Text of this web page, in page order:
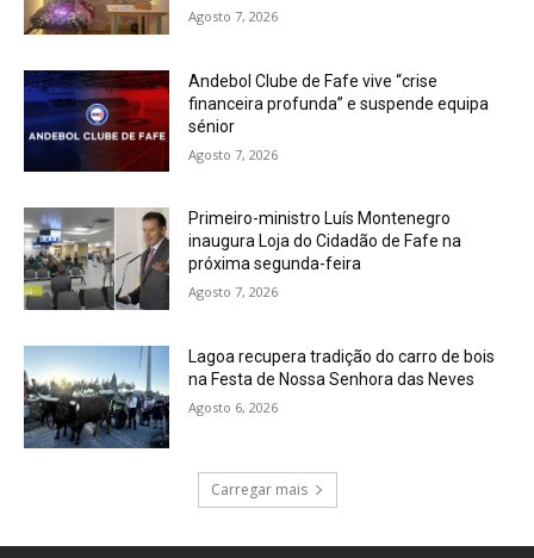
Agosto 7, 2026
Andebol Clube de Fafe vive “crise
financeira profunda” e suspende equipa
sénior
Agosto 7, 2026
Primeiro-ministro Luís Montenegro
inaugura Loja do Cidadão de Fafe na
próxima segunda-feira
Agosto 7, 2026
Lagoa recupera tradição do carro de bois
na Festa de Nossa Senhora das Neves
Agosto 6, 2026
Carregar mais